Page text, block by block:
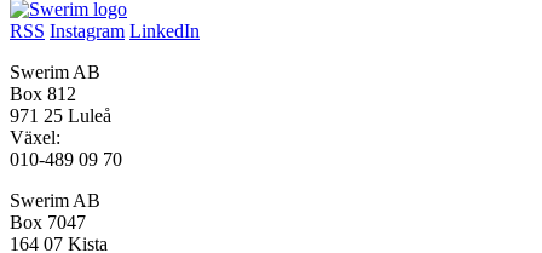
RSS Instagram LinkedIn
Swerim AB
Box 812
971 25 Luleå
Växel:
010-489 09 70
Swerim AB
Box 7047
164 07 Kista